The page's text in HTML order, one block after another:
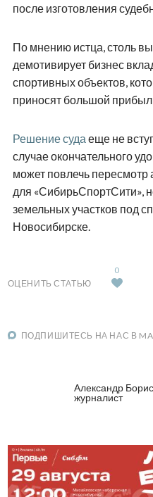
после изготовления
По мнению истца, столь
демотивирует бизнес
спортивных объектов,
приносят большой
Решение суда еще не
случае окончательного
может повлечь пересмотр
для «СибирьСпортСити»,
земельных участков под
Новосибирске.
ОЦЕНИТЬ СТАТЬЮ
0
ПОДПИШИТЕСЬ НА НАС В
Александр
журналист